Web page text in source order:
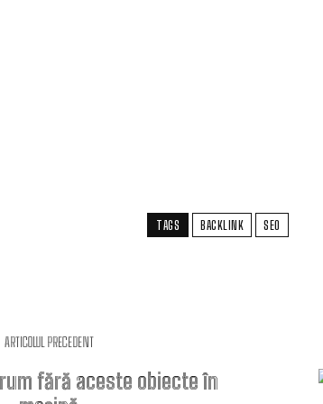
TAGS BACKLINK SEO
ARTICOLUL PRECEDENT